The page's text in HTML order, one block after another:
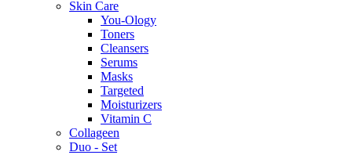
Skin Care
You-Ology
Toners
Cleansers
Serums
Masks
Targeted
Moisturizers
Vitamin C
Collageen
Duo - Set